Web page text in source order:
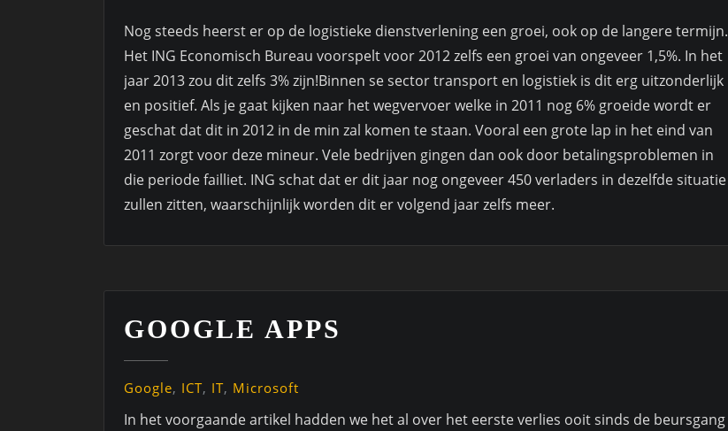
Nog steeds heerst er op de logistieke dienstverlening een groei, ook op de langere termijn.
Het ING Economisch Bureau voorspelt voor 2012 zelfs een groei van ongeveer 1,5%. In het
jaar 2013 zou dit zelfs 3% zijn!Binnen se sector transport en logistiek is dit erg uitzonderlijk
en positief. Als je gaat kijken naar het wegvervoer welke in 2011 nog 6% groeide wordt er
geschat dat dit in 2012 in de min zal komen te staan. Vooral een grote lap in het eind van
2011 zorgt voor deze mineur. Vele bedrijven gingen dan ook door betalingsproblemen in
die periode failliet. ING schat dat er dit jaar nog ongeveer 450 verladers in dezelfde situatie
zullen zitten, waarschijnlijk worden dit er volgend jaar zelfs meer.
GOOGLE APPS
Google, ICT, IT, Microsoft
In het voorgaande artikel hadden we het al over het eerste verlies ooit sinds de beursgang